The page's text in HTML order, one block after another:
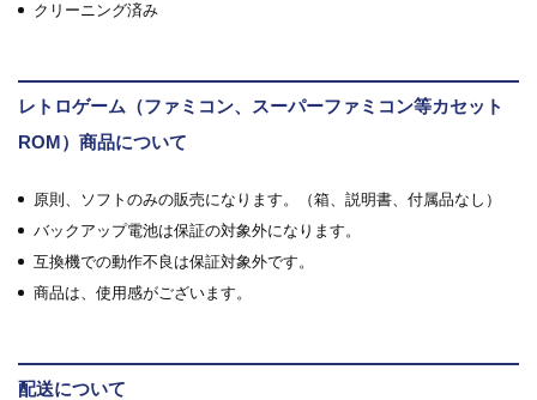
クリーニング済み
レトロゲーム（ファミコン、スーパーファミコン等カセット
ROM）商品について
原則、ソフトのみの販売になります。（箱、説明書、付属品なし）
バックアップ電池は保証の対象外になります。
互換機での動作不良は保証対象外です。
商品は、使用感がございます。
配送について